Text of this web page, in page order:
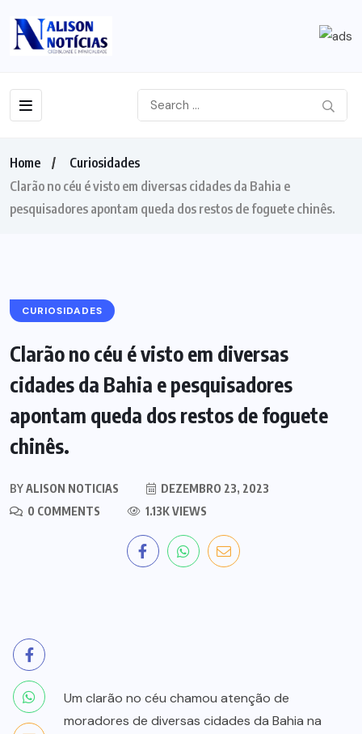
Home
Curiosidades
Clarão no céu é visto em diversas cidades da Bahia e
pesquisadores apontam queda dos restos de foguete chinês.
CURIOSIDADES
Clarão no céu é visto em diversas
cidades da Bahia e pesquisadores
apontam queda dos restos de foguete
chinês.
BYALISON NOTICIAS
DEZEMBRO 23, 2023
0 COMMENTS
1.13K VIEWS
Um clarão no céu chamou atenção de
moradores de diversas cidades da Bahia na